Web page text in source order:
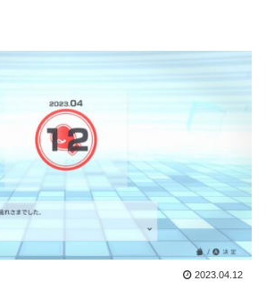
2023.04.12